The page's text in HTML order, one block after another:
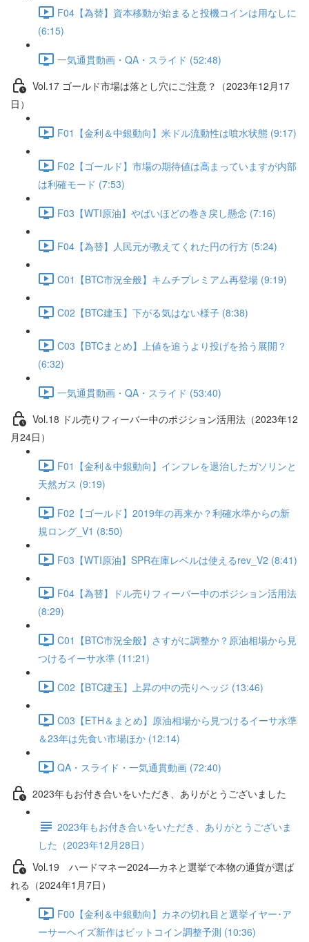
F04【為替】資本移動が始まると投機コインは用なしに
(6:15)
一気通貫動画・QA・スライド (52:48)
Vol.17 ゴールド市場は落とし穴にご注意？（2023年12月17
日）
F01【金利＆中銀動向】米ドル流動性は噴水状態 (9:17)
F02【ゴールド】市場の期待値は高まっていますが内部
は利確モード (7:53)
F03【WTI原油】やばいほどの巻き戻し懸念 (7:16)
F04【為替】人民元が教えてくれた円の行方 (5:24)
C01【BTC市況全般】キムチプレミアム再登場 (9:19)
C02【BTC建玉】下がる気はない様子 (8:38)
C03【BTCまとめ】上値を追うより投げを拾う展開？
(6:32)
一気通貫動画・QA・スライド (53:40)
Vol.18 ドル売りフィーバー中のポジション活用法（2023年12
月24日）
F01【金利＆中銀動向】インフレを退治したガソリンと
天然ガス (9:19)
F02【ゴールド】2019年の再来か？利確水準からの新
規ロング_V1 (8:50)
F03【WTI原油】SPR在庫レベルは使えるrev_V2 (8:41)
F04【為替】ドル売りフィーバー中のポジション活用法
(8:29)
C01【BTC市況全般】さすがに調整か？原油相場から見
つけるイーサ水準 (11:21)
C02【BTC建玉】上昇の中の売りヘッジ (13:46)
C03【ETH＆まとめ】原油相場から見つけるイーサ水準
＆23年は先食い市場ほか (12:14)
QA・スライド・一気通貫動画 (72:40)
2023年もお付き合いをいただき、ありがとうございました
2023年もお付き合いをいただき、ありがとうございま
した（2023年12月28日）
Vol.19 ハードマネー2024―カネと選挙で本物の通貨が選ば
れる（2024年1月7日）
F00【金利＆中銀動向】カネの切れ目と選挙イヤー･ア
ーサーヘイズ新作はビットコイン調整予測 (10:36)